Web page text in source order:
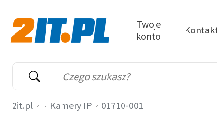
Wyszukiwarka
Słowo kluczowe
Twoje
konto
2it.pl Kamery IP 01710-001